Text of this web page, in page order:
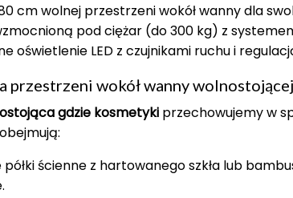
cm wolnej przestrzeni wokół wanny dla
pod ciężar (do 300 kg) z
oświetlenie LED z czujnikami ruchu i
przestrzeni wokół wanny
gdzie kosmetyki przechowujemy w
półki ścienne z hartowanego szkła lub